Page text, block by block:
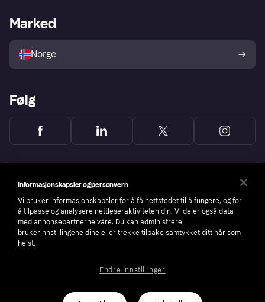
Utforsk butikker
Merchant portal
Marked
Norge
Følg
number: 556737-0431
Informasjonskapsler og personvern
Vi bruker informasjonskapsler for å få nettstedet til å fungere, og for
å tilpasse og analysere nettleseraktiviteten din. Vi deler også data
med annonsepartnerne våre. Du kan administrere
brukerinnstillingene dine eller trekke tilbake samtykket ditt når som
helst.
Endre innstillinger